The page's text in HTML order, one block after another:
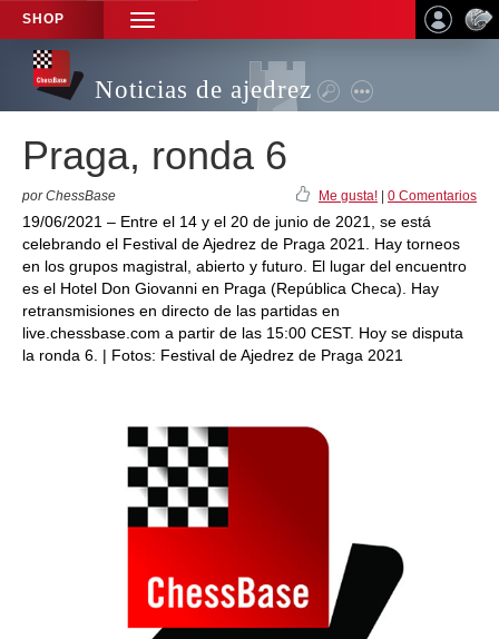
SHOP
TOGGLE
NAVIGATION
Noticias de ajedrez
Praga, ronda 6
por ChessBase Me gusta! 0 Comentarios
19/06/2021 – Entre el 14 y el 20 de junio de 2021, se está
celebrando el Festival de Ajedrez de Praga 2021. Hay torneos
en los grupos magistral, abierto y futuro. El lugar del encuentro
es el Hotel Don Giovanni en Praga (República Checa). Hay
retransmisiones en directo de las partidas en
live.chessbase.com a partir de las 15:00 CEST. Hoy se disputa
la ronda 6. | Fotos: Festival de Ajedrez de Praga 2021